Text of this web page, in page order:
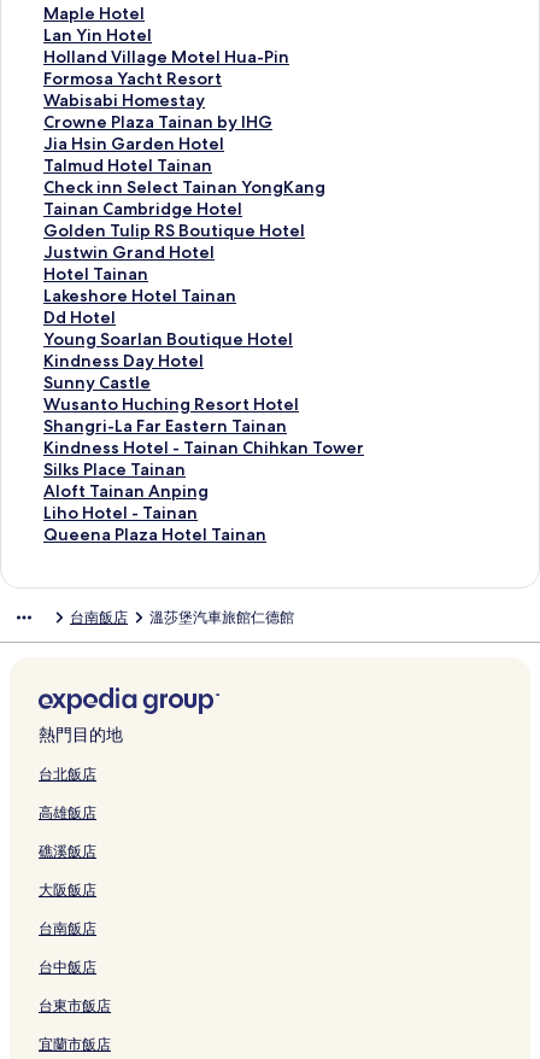
Maple Hotel
M
a
p
l
e
H
o
t
e
l
的
連
結
Lan Yin Hotel
L
a
n
Y
i
n
H
o
t
e
l
的
連
結
Holland Village Motel Hua-Pin
H
o
l
l
a
n
d
V
i
l
l
a
g
e
M
o
t
e
l
H
u
a
-
的
連
Formosa Yacht Resort
F
o
r
m
o
s
a
Y
a
c
h
t
R
e
s
o
r
t
的
連
結
Wabisabi Homestay
W
a
b
i
s
a
b
i
H
o
m
e
s
t
a
y
的
連
結
Crowne Plaza Tainan by IHG
C
r
o
w
n
e
P
l
a
z
a
T
a
i
n
a
n
b
y
I
連
結
Jia Hsin Garden Hotel
J
i
a
H
s
i
n
G
a
r
d
e
n
H
o
t
e
l
的
Talmud Hotel Tainan
T
a
l
m
u
d
H
o
t
e
l
T
a
i
n
a
n
的
Check inn Select Tainan YongKang
C
h
e
c
k
i
n
n
S
e
l
e
c
t
T
a
i
o
K
a
n
g
連
Tainan Cambridge Hotel
T
a
i
n
a
n
C
a
m
b
r
i
d
g
e
H
的
Golden Tulip RS Boutique Hotel
G
o
l
d
e
n
T
u
l
i
p
R
S
B
o
u
o
t
e
l
連
Justwin Grand Hotel
J
u
s
t
w
i
n
G
r
a
n
d
H
o
的
連
Hotel Tainan
H
o
t
e
l
T
a
i
n
a
n
的
連
Lakeshore Hotel Tainan
L
a
k
e
s
h
o
r
e
H
o
t
i
n
的
連
結
Dd Hotel
D
d
H
o
t
e
l
的
連
結
Young Soarlan Boutique Hotel
Y
o
u
n
g
S
o
a
r
l
u
q
u
e
H
t
l
的
連
結
Kindness Day Hotel
K
i
n
d
n
e
s
s
D
t
的
連
結
Sunny Castle
S
u
n
n
y
C
a
s
的
連
Wusanto Huching Resort Hotel
W
u
s
a
n
t
o
i
R
e
s
o
t
o
t
e
l
連
Shangri-La Far Eastern Tainan
S
h
a
n
g
r
F
E
a
s
t
r
T
a
i
n
n
連
結
Kindness Hotel - Tainan Chihkan Tower
K
i
n
d
n
o
l
-
T
a
n
n
C
h
i
k
n
T
o
Silks Place Tainan
S
i
l
k
c
a
i
n
a
的
結
Aloft Tainan Anping
A
l
o
i
n
A
n
p
n
的
連
結
Liho Hotel - Tainan
L
i
t
-
T
a
i
a
的
連
結
Queena Plaza Hotel Tainan
Q
a
a
z
a
H
t
l
T
a
i
a
的
連
結
台南飯店 溫莎堡汽車旅館仁德館
熱門目的地
台北飯店
高雄飯店
礁溪飯店
大阪飯店
台南飯店
台中飯店
台東市飯店
宜蘭市飯店